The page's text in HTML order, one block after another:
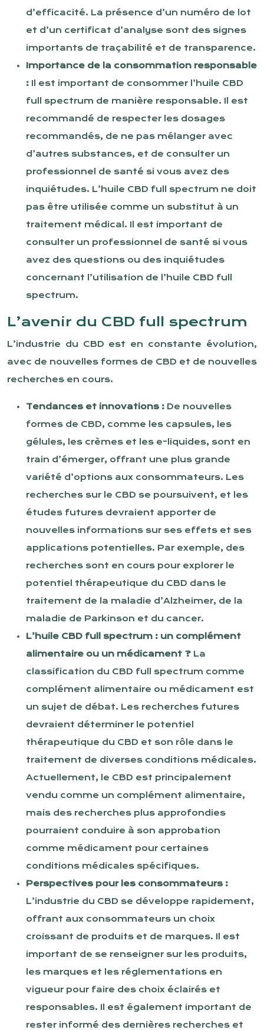
d’efficacité. La présence d’un numéro de lot
et d’un certificat d’analyse sont des signes
importants de traçabilité et de transparence.
Importance de la consommation responsable
: Il est important de consommer l’huile CBD
full spectrum de manière responsable. Il est
recommandé de respecter les dosages
recommandés, de ne pas mélanger avec
d’autres substances, et de consulter un
professionnel de santé si vous avez des
inquiétudes. L’huile CBD full spectrum ne doit
pas être utilisée comme un substitut à un
traitement médical. Il est important de
consulter un professionnel de santé si vous
avez des questions ou des inquiétudes
concernant l’utilisation de l’huile CBD full
spectrum.
L’avenir du CBD full spectrum
L’industrie du CBD est en constante évolution,
avec de nouvelles formes de CBD et de nouvelles
recherches en cours.
Tendances et innovations : De nouvelles
formes de CBD, comme les capsules, les
gélules, les crèmes et les e-liquides, sont en
train d’émerger, offrant une plus grande
variété d’options aux consommateurs. Les
recherches sur le CBD se poursuivent, et les
études futures devraient apporter de
nouvelles informations sur ses effets et ses
applications potentielles. Par exemple, des
recherches sont en cours pour explorer le
potentiel thérapeutique du CBD dans le
traitement de la maladie d’Alzheimer, de la
maladie de Parkinson et du cancer.
L’huile CBD full spectrum : un complément
alimentaire ou un médicament ? La
classification du CBD full spectrum comme
complément alimentaire ou médicament est
un sujet de débat. Les recherches futures
devraient déterminer le potentiel
thérapeutique du CBD et son rôle dans le
traitement de diverses conditions médicales.
Actuellement, le CBD est principalement
vendu comme un complément alimentaire,
mais des recherches plus approfondies
pourraient conduire à son approbation
comme médicament pour certaines
conditions médicales spécifiques.
Perspectives pour les consommateurs :
L’industrie du CBD se développe rapidement,
offrant aux consommateurs un choix
croissant de produits et de marques. Il est
important de se renseigner sur les produits,
les marques et les réglementations en
vigueur pour faire des choix éclairés et
responsables. Il est également important de
rester informé des dernières recherches et